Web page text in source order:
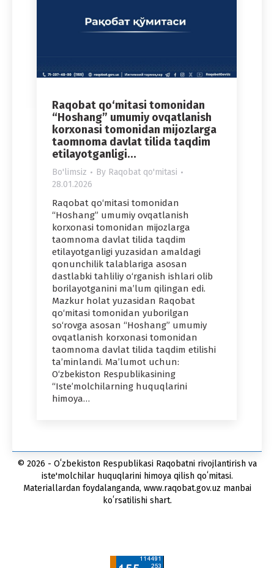
Raqobat qo‘mitasi tomonidan
“Hoshang” umumiy ovqatlanish
korxonasi tomonidan mijozlarga
taomnoma davlat tilida taqdim
etilayotganligi…
Bo'limsiz By Raqobat qo'mitasi
28.01.2026
Raqobat qo‘mitasi tomonidan
“Hoshang” umumiy ovqatlanish
korxonasi tomonidan mijozlarga
taomnoma davlat tilida taqdim
etilayotganligi yuzasidan amaldagi
qonunchilik talablariga asosan
dastlabki tahliliy o‘rganish ishlari olib
borilayotganini ma’lum qilingan edi.
Mazkur holat yuzasidan Raqobat
qo‘mitasi tomonidan yuborilgan
so‘rovga asosan “Hoshang” umumiy
ovqatlanish korxonasi tomonidan
taomnoma davlat tilida taqdim etilishi
ta’minlandi. Ma’lumot uchun:
O‘zbekiston Respublikasining
“Iste’molchilarning huquqlarini
himoya…
© 2026 - Oʻzbekiston Respublikasi Raqobatni rivojlantirish va
iste'molchilar huquqlarini himoya qilish qoʻmitasi.
Materiallardan foydalanganda, www.raqobat.gov.uz manbai
koʻrsatilishi shart.